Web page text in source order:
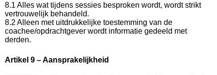
8.1 Alles wat tijdens sessies besproken wordt, wordt strikt
vertrouwelijk behandeld.
8.2 Alleen met uitdrukkelijke toestemming van de
coachee/opdrachtgever wordt informatie gedeeld met
derden.
Artikel 9 – Aansprakelijkheid